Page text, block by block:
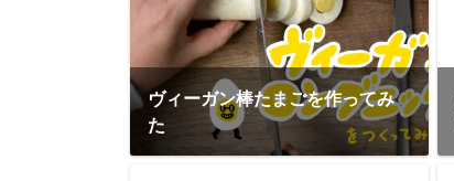
ヴィーガン棒たまごを作ってみ
た